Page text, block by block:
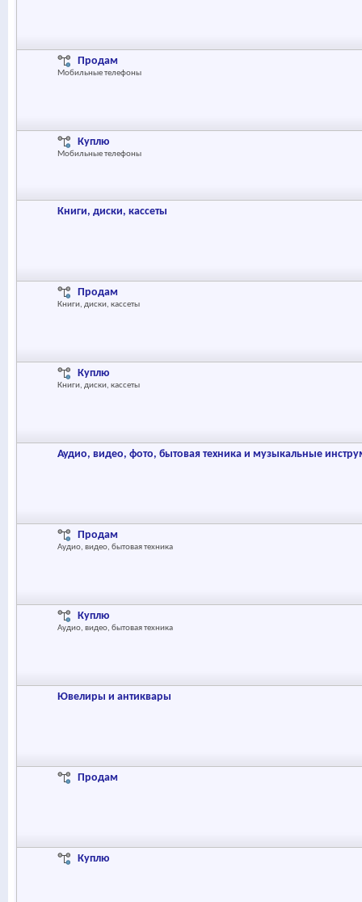
Продам
Мобильные телефоны
Куплю
Мобильные телефоны
Книги, диски, кассеты
Продам
Книги, диски, кассеты
Куплю
Книги, диски, кассеты
Аудио, видео, фото, бытовая техника и музыкальные
Продам
Аудио, видео, бытовая техника
Куплю
Аудио, видео, бытовая техника
Ювелиры и антиквары
Продам
Куплю